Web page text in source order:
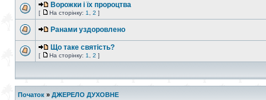
Ворожки і їх пророцтва
[ На сторінку: 1 2 ]
Ранами уздоровлено
Що таке святість?
[ На сторінку: 1 2 ]
Початок » ДЖЕРЕЛО ДУХОВНЕ